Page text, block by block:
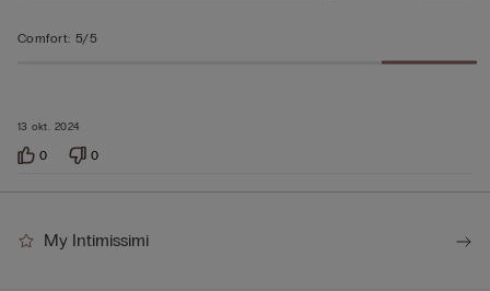
13 okt. 2024
Comfort: 5/5
0 0
My Intimissimi